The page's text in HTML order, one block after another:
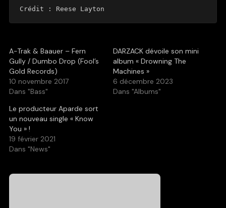
Crédit : Reese Layton
A-Trak & Baauer – Fern
Gully / Dumbo Drop (Fool’s
Gold Records)
10 novembre 2017
Dans "Bass"
DARZACK dévoile son mini
album « Drowning The
Machines »
6 décembre 2023
Dans "Albums"
Le producteur Aparde sort
un nouveau single « Know
You » !
19 février 2021
Dans "News"